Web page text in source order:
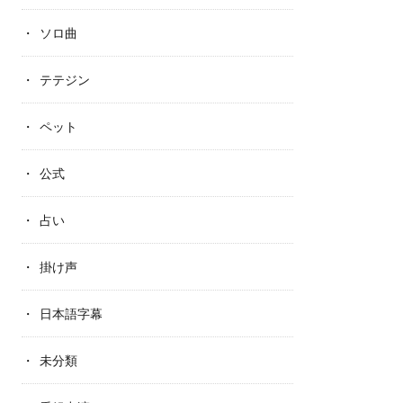
ソロ曲
テテジン
ペット
公式
占い
掛け声
日本語字幕
未分類